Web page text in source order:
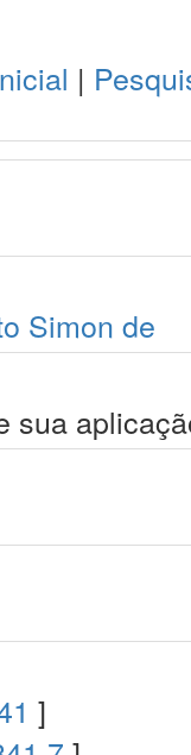
|
Simon de
sua
]